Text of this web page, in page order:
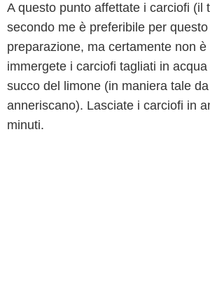
A questo punto affettate i carciofi (il
secondo me è preferibile per
preparazione, ma certamente non
immergete i carciofi tagliati in acqua
succo del limone (in maniera tale
anneriscano). Lasciate i carciofi in
minuti.